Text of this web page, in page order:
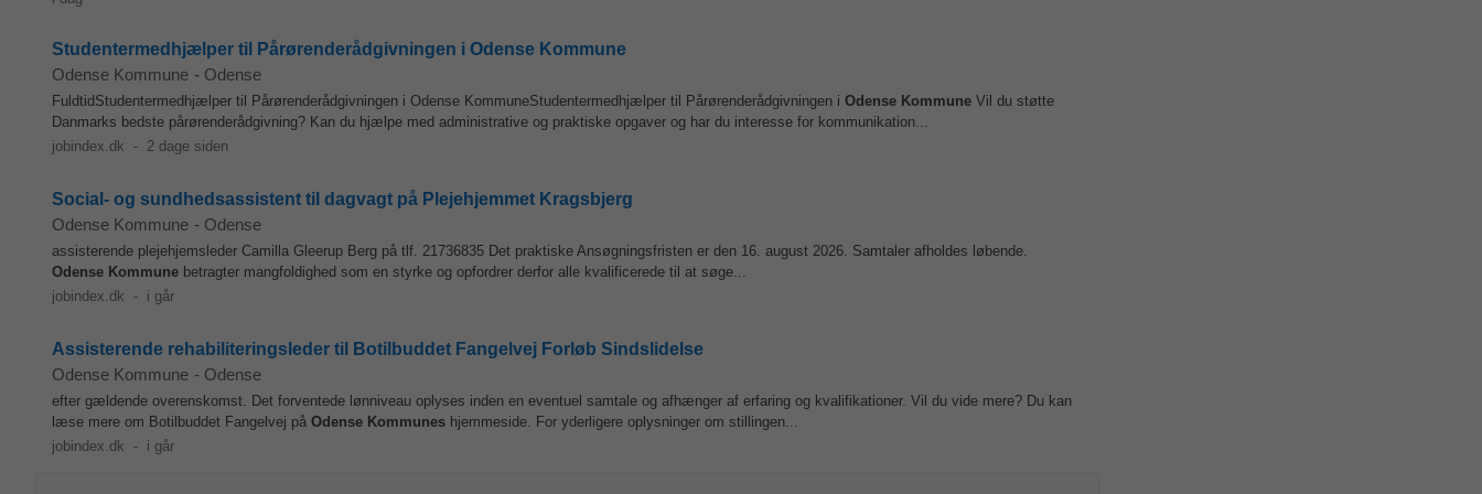
Studentermedhjælper til Pårørenderådgivningen i Odense Kommune
Odense Kommune - Odense
FuldtidStudentermedhjælper til Pårørenderådgivningen i Odense KommuneStudentermedhjælper til Pårørenderådgivningen i Odense Kommune Vil du støtte
Danmarks bedste pårørenderådgivning? Kan du hjælpe med administrative og praktiske opgaver og har du interesse for kommunikation...
jobindex.dk - 2 dage siden
Social- og sundhedsassistent til dagvagt på Plejehjemmet Kragsbjerg
Odense Kommune - Odense
assisterende plejehjemsleder Camilla Gleerup Berg på tlf. 21736835 Det praktiske Ansøgningsfristen er den 16. august 2026. Samtaler afholdes løbende.
Odense Kommune betragter mangfoldighed som en styrke og opfordrer derfor alle kvalificerede til at søge...
jobindex.dk - i går
Assisterende rehabiliteringsleder til Botilbuddet Fangelvej Forløb Sindslidelse
Odense Kommune - Odense
efter gældende overenskomst. Det forventede lønniveau oplyses inden en eventuel samtale og afhænger af erfaring og kvalifikationer. Vil du vide mere? Du kan
læse mere om Botilbuddet Fangelvej på Odense Kommunes hjemmeside. For yderligere oplysninger om stillingen...
jobindex.dk - i går